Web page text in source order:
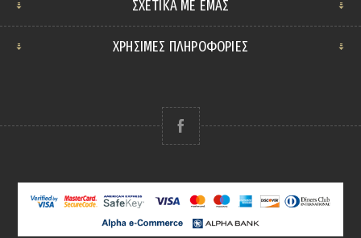
ΣΧΕΤΙΚΆ ΜΕ ΕΜΆΣ
ΧΡΗΣΙΜΕΣ ΠΛΗΡΟΦΟΡΙΕΣ